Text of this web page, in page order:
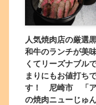
人気焼肉店の厳選
和牛のランチが美
くてリーズナブル
まりにもお値打ち
す！ 尼崎市 「
の焼肉ニューじゅ